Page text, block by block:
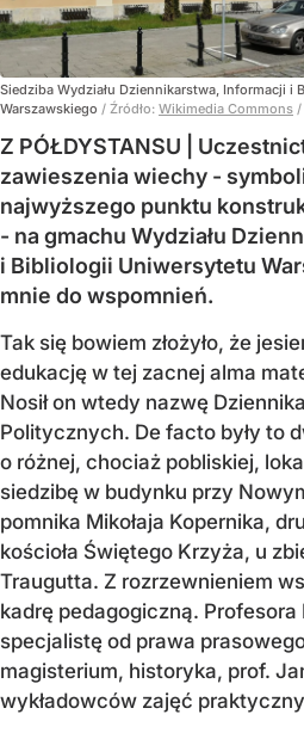
Siedziba Wydziału Dziennikarstwa, Informacji i
Warszawskiego / Źródło: Wikimedia Commons /
Z PÓŁDYSTANSU |
zawieszenia wiechy -
najwyższego punktu
- na gmachu Wydziału
i Bibliologii Uniwersytetu
mnie do wspomnień.
Tak się bowiem złożyło, że
edukację w tej zacnej alma
Nosił on wtedy nazwę
Politycznych. De facto były to
o różnej, chociaż pobliskiej,
siedzibę w budynku przy
pomnika Mikołaja Kopernika,
kościoła Świętego Krzyża, u
Traugutta. Z rozrzewnieniem
kadrę pedagogiczną.
specjalistę od prawa
magisterium, historyka, prof.
wykładowców zajęć